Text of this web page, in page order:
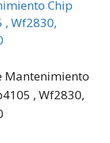
Mantenimiento
, Wf2830,